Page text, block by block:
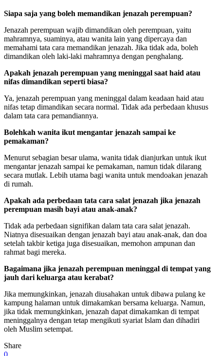
Siapa saja yang boleh memandikan jenazah perempuan?
Jenazah perempuan wajib dimandikan oleh perempuan, yaitu
mahramnya, suaminya, atau wanita lain yang dipercaya dan
memahami tata cara memandikan jenazah. Jika tidak ada, boleh
dimandikan oleh laki-laki mahramnya dengan penghalang.
Apakah jenazah perempuan yang meninggal saat haid atau
nifas dimandikan seperti biasa?
Ya, jenazah perempuan yang meninggal dalam keadaan haid atau
nifas tetap dimandikan secara normal. Tidak ada perbedaan khusus
dalam tata cara pemandiannya.
Bolehkah wanita ikut mengantar jenazah sampai ke
pemakaman?
Menurut sebagian besar ulama, wanita tidak dianjurkan untuk ikut
mengantar jenazah sampai ke pemakaman, namun tidak dilarang
secara mutlak. Lebih utama bagi wanita untuk mendoakan jenazah
di rumah.
Apakah ada perbedaan tata cara salat jenazah jika jenazah
perempuan masih bayi atau anak-anak?
Tidak ada perbedaan signifikan dalam tata cara salat jenazah.
Niatnya disesuaikan dengan jenazah bayi atau anak-anak, dan doa
setelah takbir ketiga juga disesuaikan, memohon ampunan dan
rahmat bagi mereka.
Bagaimana jika jenazah perempuan meninggal di tempat yang
jauh dari keluarga atau kerabat?
Jika memungkinkan, jenazah diusahakan untuk dibawa pulang ke
kampung halaman untuk dimakamkan bersama keluarga. Namun,
jika tidak memungkinkan, jenazah dapat dimakamkan di tempat
meninggalnya dengan tetap mengikuti syariat Islam dan dihadiri
oleh Muslim setempat.
Share